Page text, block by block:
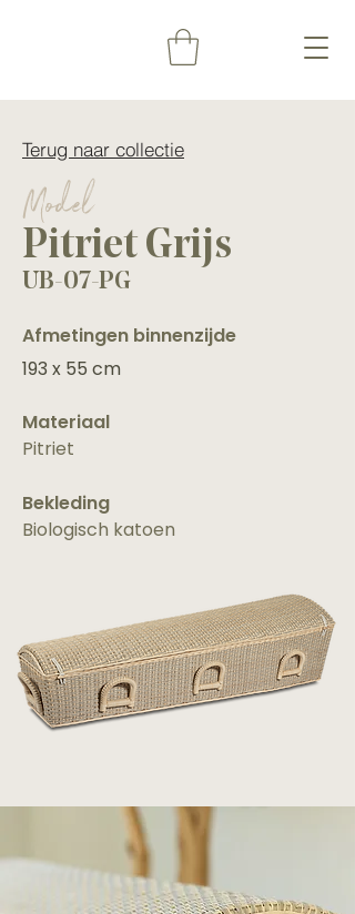
Terug naar collectie
Model
Pitriet Grijs
UB-07-PG
Afmetingen binnenzijde
193 x 55 cm
Materiaal
Pitriet
Bekleding
Biologisch katoen